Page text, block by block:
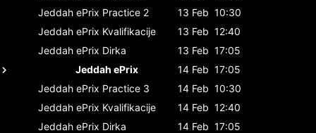
Jeddah ePrix Practice 2 13 Feb 10:30
Jeddah ePrix Kvalifikacije 13 Feb 12:40
Jeddah ePrix Dirka 13 Feb 17:05
Jeddah ePrix
14 Feb 17:05
Jeddah ePrix Practice 3 14 Feb 10:30
Jeddah ePrix Kvalifikacije 14 Feb 12:40
Jeddah ePrix Dirka 14 Feb 17:05